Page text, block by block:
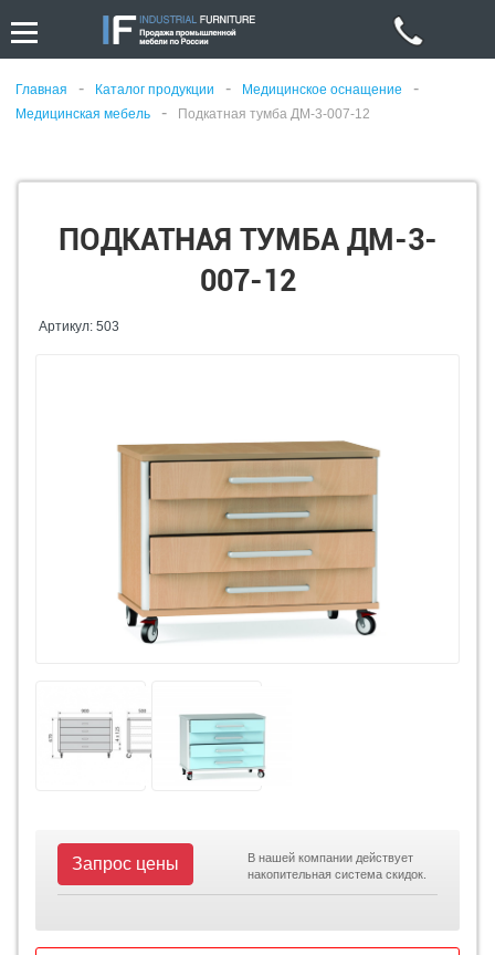
Главная - Каталог продукции - Медицинское оснащение -
Медицинская мебель - Подкатная тумба ДМ-3-007-12
ПОДКАТНАЯ ТУМБА ДМ-3-
007-12
Артикул: 503
Запрос цены
В нашей компании действует
накопительная система скидок.